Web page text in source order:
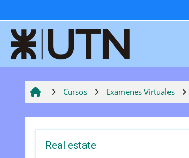
Cursos Examenes Virtuales
Real estate